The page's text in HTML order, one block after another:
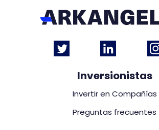
Inversionistas
Invertir en Compañías
Preguntas frecuentes